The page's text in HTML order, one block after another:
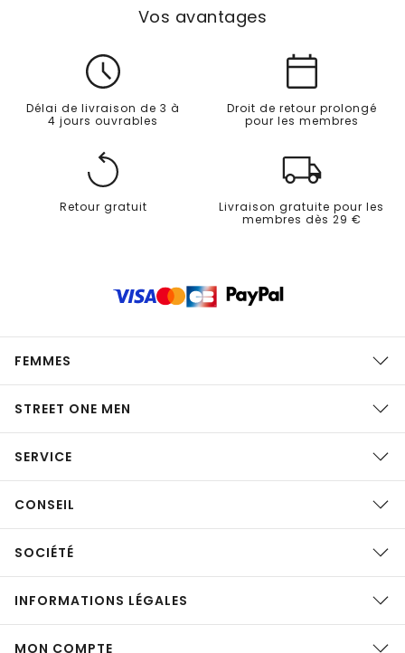
Vos avantages
Délai de livraison de 3 à
4 jours ouvrables
Droit de retour prolongé
pour les membres
Retour gratuit
Livraison gratuite pour les
membres dès 29 €
FEMMES
STREET ONE MEN
SERVICE
CONSEIL
SOCIÉTÉ
INFORMATIONS LÉGALES
MON COMPTE